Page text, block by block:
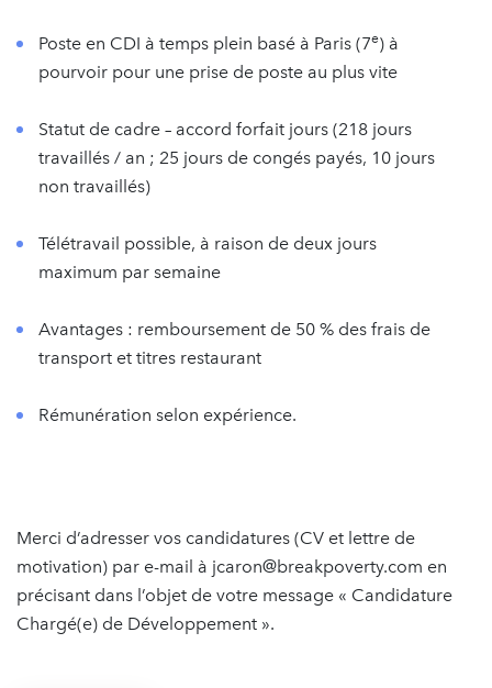
Poste en CDI à temps plein basé à Paris (7e) à
pourvoir pour une prise de poste au plus vite
Statut de cadre – accord forfait jours (218 jours
travaillés / an ; 25 jours de congés payés, 10 jours
non travaillés)
Télétravail possible, à raison de deux jours
maximum par semaine
Avantages : remboursement de 50 % des frais de
transport et titres restaurant
Rémunération selon expérience.
Merci d’adresser vos candidatures (CV et lettre de
motivation) par e-mail à jcaron@breakpoverty.com en
précisant dans l’objet de votre message « Candidature
Chargé(e) de Développement ».